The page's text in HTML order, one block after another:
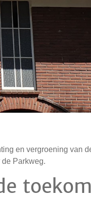
en vergroening van
Parkweg.